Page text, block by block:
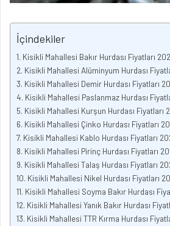
İçindekiler
Kisikli Mahallesi Bakır Hurdası Fiyatları
Kisikli Mahallesi Alüminyum Hurdası
Kisikli Mahallesi Demir Hurdası Fiyatları
Kisikli Mahallesi Paslanmaz Hurdası
Kisikli Mahallesi Kurşun Hurdası Fiyatları
Kisikli Mahallesi Çinko Hurdası Fiyatları
Kisikli Mahallesi Kablo Hurdası Fiyatları
Kisikli Mahallesi Pirinç Hurdası Fiyatları
Kisikli Mahallesi Talaş Hurdası Fiyatları
Kisikli Mahallesi Nikel Hurdası Fiyatları
Kisikli Mahallesi Soyma Bakır Hurdası
Kisikli Mahallesi Yanık Bakır Hurdası
Kisikli Mahallesi TTR Kırma Hurdası